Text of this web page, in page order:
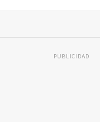
PUBLICIDAD